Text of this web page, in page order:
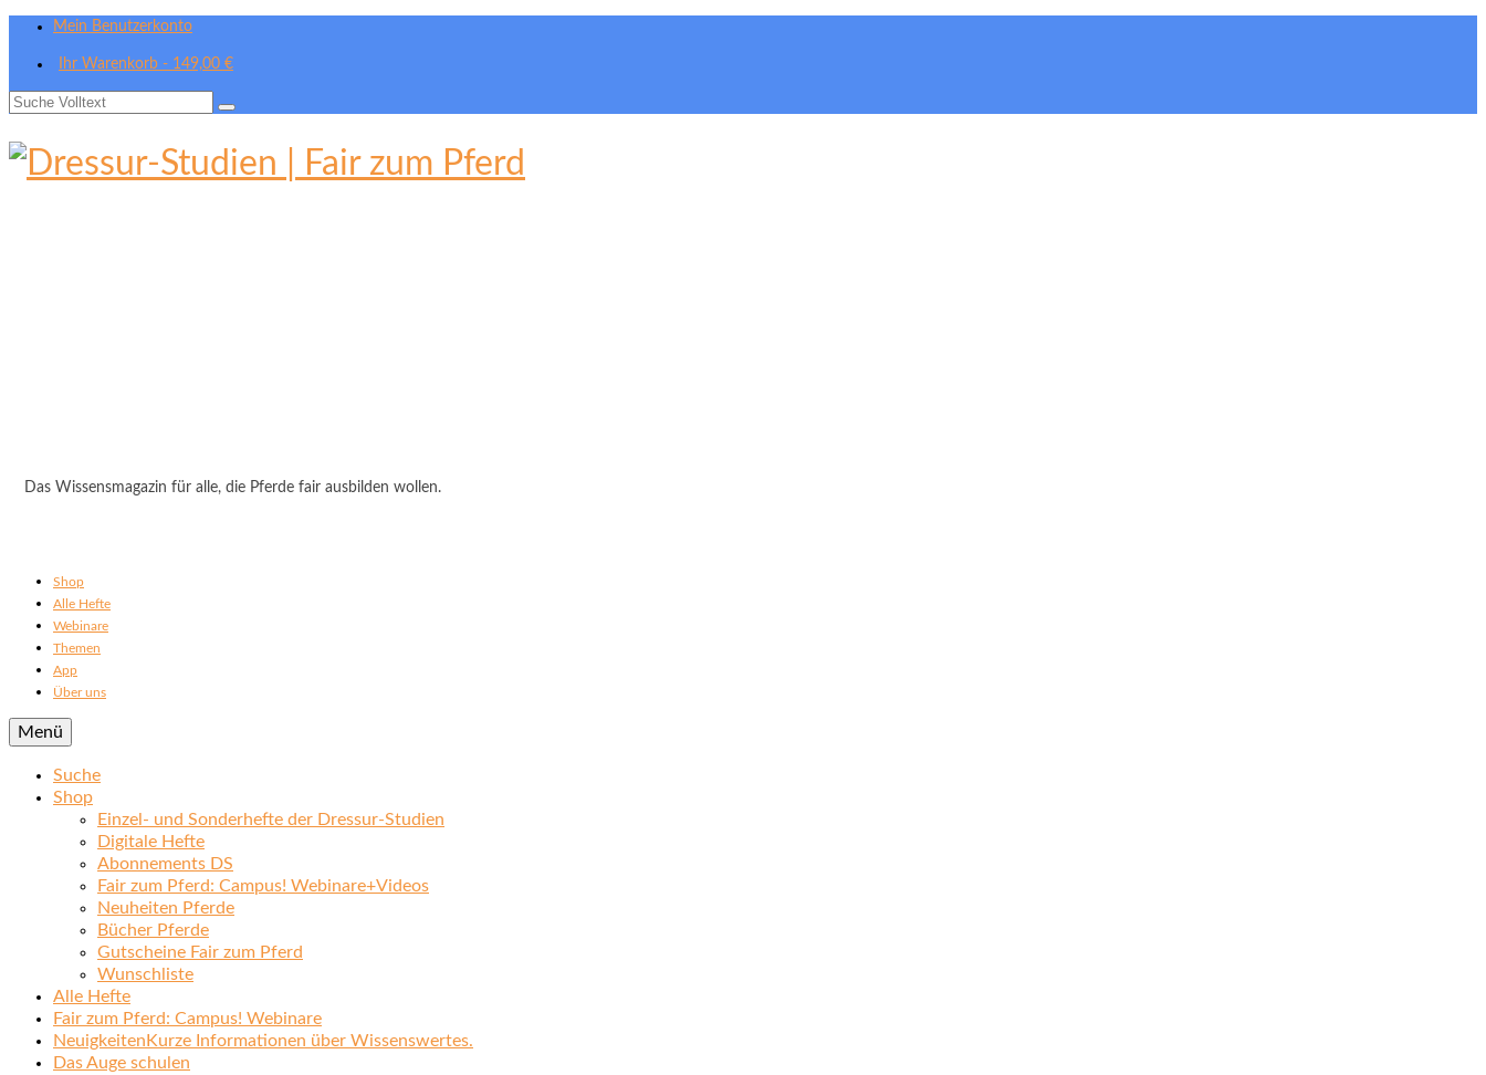
Mein Benutzerkonto
Ihr Warenkorb - 149,00 €
Suche
Das Wissensmagazin für alle, die Pferde fair ausbilden wollen.
Shop
Alle Hefte
Webinare
Themen
App
Über uns
Menü
Suche
Shop
Einzel- und Sonderhefte der Dressur-Studien
Digitale Hefte
Abonnements DS
Fair zum Pferd: Campus! Webinare+Videos
Neuheiten Pferde
Bücher Pferde
Gutscheine Fair zum Pferd
Wunschliste
Alle Hefte
Fair zum Pferd: Campus! Webinare
Neuigkeiten Kurze Informationen über Wissenswertes.
Das Auge schulen